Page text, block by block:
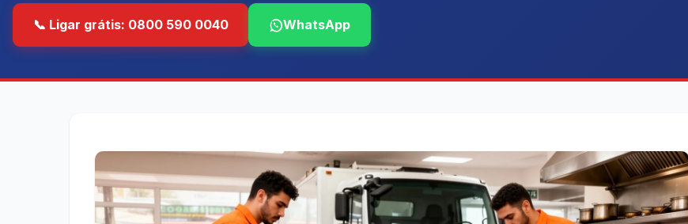
📞 Ligar grátis: 0800 590 0040 WhatsApp